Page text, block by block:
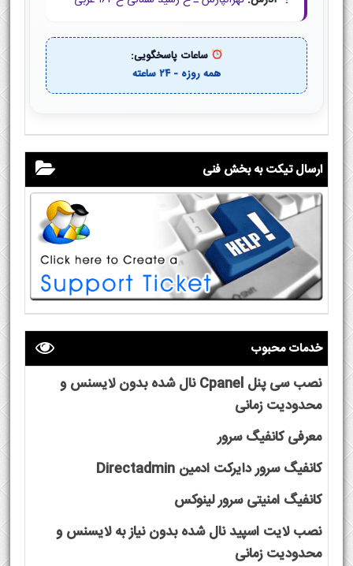
ساعات پاسخگویی:
همه روزه - ۲۴ ساعته
ارسال تیکت به بخش فنی
خدمات محبوب
نصب سی پنل Cpanel نال شده بدون لایسنس و
محدودیت زمانی
معرفی کانفیگ سرور
کانفیگ سرور دایرکت ادمین Directadmin
کانفیگ امنیتی سرور لینوکس
نصب لایت اسپید نال شده بدون نیاز به لایسنس و
محدودیت زمانی